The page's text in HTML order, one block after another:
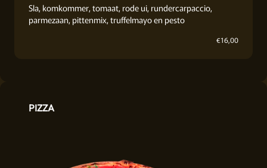
Sla, komkommer, tomaat, rode ui, rundercarpaccio,
parmezaan, pittenmix, truffelmayo en pesto
€16,00
PIZZA